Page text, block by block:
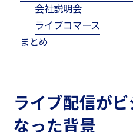
会社説明会
ライブコマース
まとめ
ライブ配信が
なった背景